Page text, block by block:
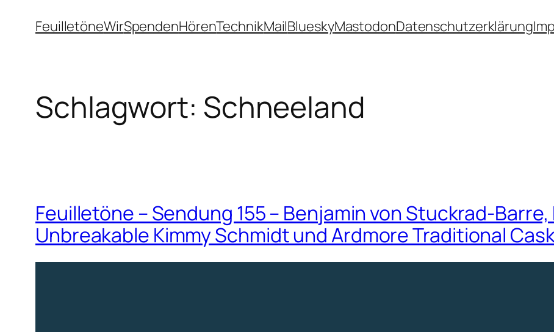
InhaltFeuilletöneWirSpendenHörenTechnikMailBlueskyMastodonDatenschutzerklärung
Schlagwort: Schneeland
Feuilletöne – Sendung 155 – Benjamin von Stuckrad-
Unbreakable Kimmy Schmidt und Ardmore Traditional